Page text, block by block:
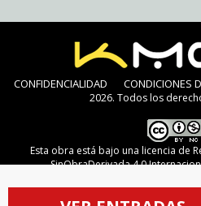
CONFIDENCIALIDAD CONDICIONES
2026. Todos los
Esta obra está bajo una licencia de
SinObraDerivada 4.0